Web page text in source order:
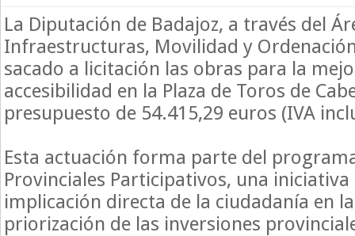
La Diputación de Badajoz, a través del
Infraestructuras, Movilidad y
sacado a licitación las obras para la
accesibilidad en la Plaza de Toros de
presupuesto de 54.415,29 euros (IVA
Esta actuación forma parte del
Provinciales Participativos, una
implicación directa de la ciudadanía en
priorización de las inversiones